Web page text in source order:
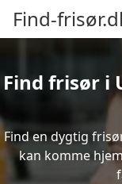
Find-
Find frisør i
Find en dygtig
kan komme